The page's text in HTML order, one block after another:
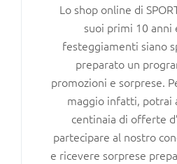
Lo shop online di
suoi primi 10 anni
festeggiamenti siano
preparato un
promozioni e sorprese.
maggio infatti, potrai
centinaia di offerte
partecipare al nostro
e ricevere sorprese